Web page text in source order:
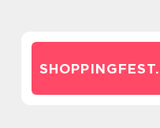
SHOPPINGFEST.